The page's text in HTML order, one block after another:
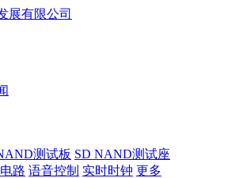
测试板 SD NAND测试座
路 语音控制 实时时钟 更多